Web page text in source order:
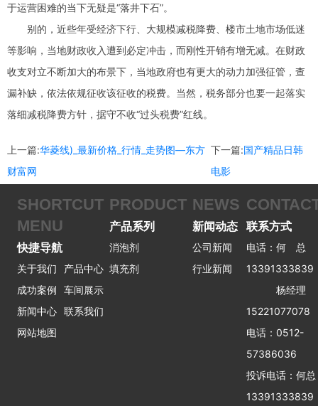
于运营困难的当下无疑是“落井下石”。
别的，近些年受经济下行、大规模减税降费、楼市土地市场低迷
等影响，当地财政收入遭到必定冲击，而刚性开销有增无减。在财政
收支对立不断加大的布景下，当地政府也有更大的动力加强征管，查
漏补缺，依法依规征收该征收的税费。当然，税务部分也要一起落实
落细减税降费方针，据守不收“过头税费”红线。
上一篇:华菱线)_最新价格_行情_走势图—东方
财富网
下一篇:国产精品日韩
电影
SHORTCUT
MENU
快捷导航
关于我们
产品中心
成功案例
车间展示
新闻中心 联系我们
网站地图
PRODUCT
产品系列
消泡剂
填充剂
NEWS
新闻动态
公司新闻
行业新闻
联系方式
电话：何 总
13391333839
杨经理
15221077078
电话：0512-
57386036
投诉电话：何总
13391333839